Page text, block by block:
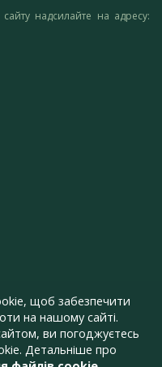
надсилайте на адресу:
щоб забезпечити
на нашому сайті.
ви погоджуєтесь
Детальніше про